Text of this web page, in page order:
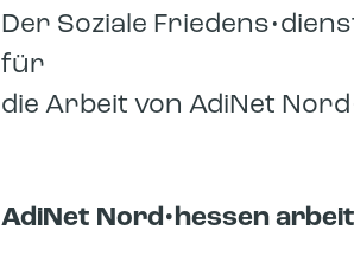
Der Soziale
für
die Arbeit von AdiNet
AdiNet Nord•hessen